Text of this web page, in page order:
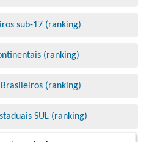
sub-17 (ranking)
(ranking)
(ranking)
SUL (ranking)